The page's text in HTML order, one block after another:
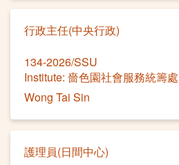
行政主任(中央行政)
134-2026/SSU
Institute: 嗇色園社會服務統籌處
Wong Tai Sin
護理員(日間中心)